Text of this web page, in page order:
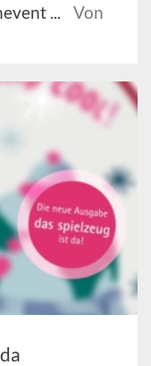
...
Von